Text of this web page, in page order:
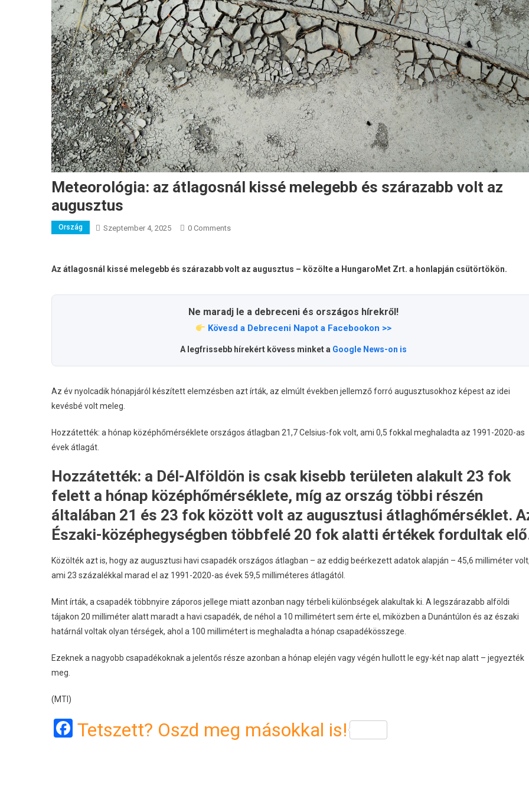
Meteorológia: az átlagosnál kissé melegebb és szárazabb volt az
augusztus
Ország Szeptember 4, 2025 0 Comments
Az átlagosnál kissé melegebb és szárazabb volt az augusztus – közölte a HungaroMet Zrt. a honlapján csütörtökön.
Ne maradj le a debreceni és országos hírekről!
Kövesd a Debreceni Napot a Facebookon >>
A legfrissebb hírekért kövess minket a Google News-on is
Az év nyolcadik hónapjáról készített elemzésben azt írták, az elmúlt években jellemző forró augusztusokhoz képest az idei
kevésbé volt meleg.
Hozzátették: a hónap középhőmérséklete országos átlagban 21,7 Celsius-fok volt, ami 0,5 fokkal meghaladta az 1991-2020-as
évek átlagát.
Hozzátették: a Dél-Alföldön is csak kisebb területen alakult 23 fok
felett a hónap középhőmérséklete, míg az ország többi részén
általában 21 és 23 fok között volt az augusztusi átlaghőmérséklet.
Északi-középhegységben többfelé 20 fok alatti értékek fordultak
Közölték azt is, hogy az augusztusi havi csapadék országos átlagban – az eddig beérkezett adatok alapján – 45,6 milliméter
ami 23 százalékkal marad el az 1991-2020-as évek 59,5 milliméteres átlagától.
Mint írták, a csapadék többnyire záporos jellege miatt azonban nagy térbeli különbségek alakultak ki. A legszárazabb alföldi
tájakon 20 milliméter alatt maradt a havi csapadék, de néhol a 10 millimétert sem érte el, miközben a Dunántúlon és az északi
határnál voltak olyan térségek, ahol a 100 millimétert is meghaladta a hónap csapadékösszege.
Ezeknek a nagyobb csapadékoknak a jelentős része azonban a hónap elején vagy végén hullott le egy-két nap alatt – jegyezték
meg.
(MTI)
Facebook
Tetszett? Oszd meg másokkal is!